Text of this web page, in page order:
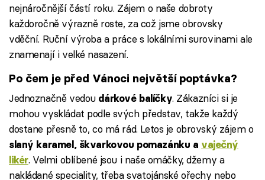
nejnáročnější částí roku. Zájem o naše dobroty
každoročně výrazně roste, za což jsme obrovsky
vděční. Ruční výroba a práce s lokálními surovinami ale
znamenají i velké nasazení.
Po čem je před Vánoci největší poptávka?
Jednoznačně vedou dárkové balíčky. Zákazníci si je
mohou vyskládat podle svých představ, takže každý
dostane přesně to, co má rád. Letos je obrovský zájem o
slaný karamel, škvarkovou pomazánku a vaječný
likér. Velmi oblíbené jsou i naše omáčky, džemy a
nakládané speciality, třeba svatojánské ořechy nebo